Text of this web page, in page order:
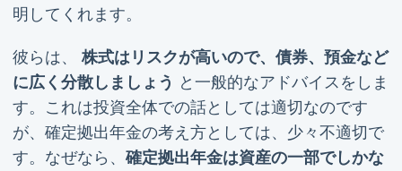
明してくれます。
彼らは、 株式はリスクが高いので、債券、預金など
に広く分散しましょう と一般的なアドバイスをしま
す。これは投資全体での話としては適切なのです
が、確定拠出年金の考え方としては、少々不適切で
す。なぜなら、 確定拠出年金は資産の一部でしかな